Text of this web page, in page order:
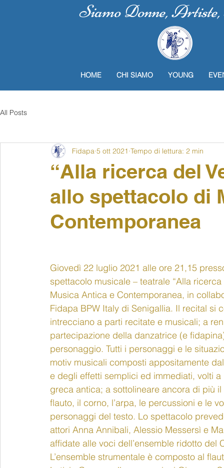
Siamo Donne,
HOME CHI SIAMO YOUNG
All Posts
“Alla ricerca del
allo spettacolo di
Contemporanea
Fidapa 5 ott 2021 Tempo di lettura: 2 min
Giovedì 22 luglio 2021 alle ore 21,15
spettacolo musicale – teatrale “Alla
Musica Antica e Contemporanea, in
Fidapa BPW Italy di Senigallia. Il recital
intrecciano a parti recitate e musicali; a
partecipazione della danzatrice (e
personaggio. Tutti i personaggi e le
motiv musicali composti appositamente
e degli effetti semplici ed immediati, volti
greca antica; a sottolineare ancora di più
flauto, il corno, l’arpa, le percussioni e le
personaggi del testo. Lo spettacolo
attori Anna Annibali, Alessio Messersì e
affidate alle voci dell’ensemble ridotto
L’ensemble strumentale è composto al